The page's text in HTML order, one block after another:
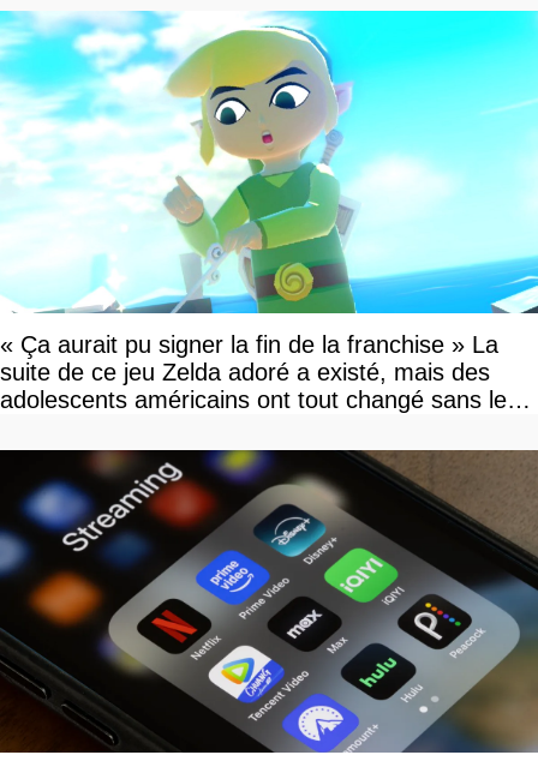
« Ça aurait pu signer la fin de la franchise » La
suite de ce jeu Zelda adoré a existé, mais des
adolescents américains ont tout changé sans le